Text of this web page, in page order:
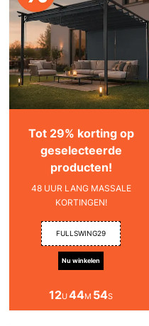
Tot 29% korting op
geselecteerde
producten!
48 UUR LANG MASSALE
KORTINGEN!
FULLSWING29
Nu winkelen
12U44M 54S